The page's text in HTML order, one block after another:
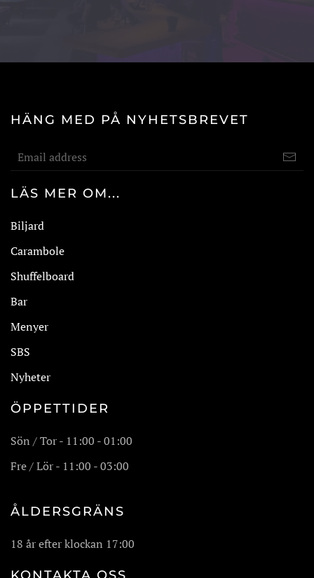
HÄNG MED PÅ NYHETSBREVET
LÄS MER OM...
Biljard
Carambole
Shuffelboard
Bar
Menyer
SBS
Nyheter
ÖPPETTIDER
Sön / Tor - 11:00 - 01:00
Fre / Lör - 11:00 - 03:00
ÅLDERSGRÄNS
18 år efter klockan 17:00